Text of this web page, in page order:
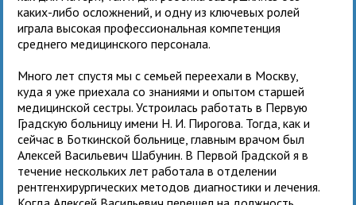
каких-либо осложнений, и одну из ключевых ролей
играла высокая профессиональная компетенция
среднего медицинского персонала.
Много лет спустя мы с семьей переехали в Москву,
куда я уже приехала со знаниями и опытом старшей
медицинской сестры. Устроилась работать в Первую
Градскую больницу имени Н. И. Пирогова. Тогда, как и
сейчас в Боткинской больнице, главным врачом был
Алексей Васильевич Шабунин. В Первой Градской я в
течение нескольких лет работала в отделении
рентгенхирургических методов диагностики и лечения.